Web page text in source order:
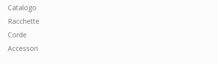
Catalogo
Racchette
Corde
Accessori